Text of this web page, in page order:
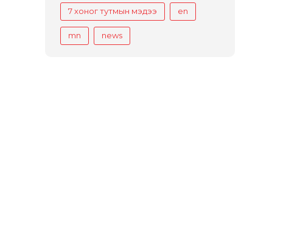
7 хоног тутмын мэдээ en
mn news